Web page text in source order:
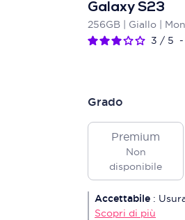
Galaxy S23
256GB | Giallo |
3 / 5 -
Grado
Premium
Non
disponibile
Accettabile :
Scopri di più